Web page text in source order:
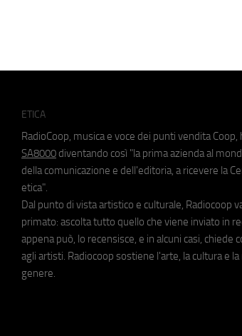
ETICA
RadioCoop, musica e voce dei punti vendita
SA8000 diventando così "la prima azienda al
della comunicazione e dell'editoria, a ricevere la
etica".
Dal punto di vista artistico e culturale, Radiocoop
primato: ascolta tutto quello che viene inviato in
appena può, lo recensisce, e in alcuni casi, chiede
agli artisti. Radiocoop sostiene l'arte, la cultura e
genere.